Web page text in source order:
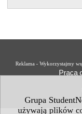
Grupa
używają plików
Reklama - Wykorzystajmy
Praca